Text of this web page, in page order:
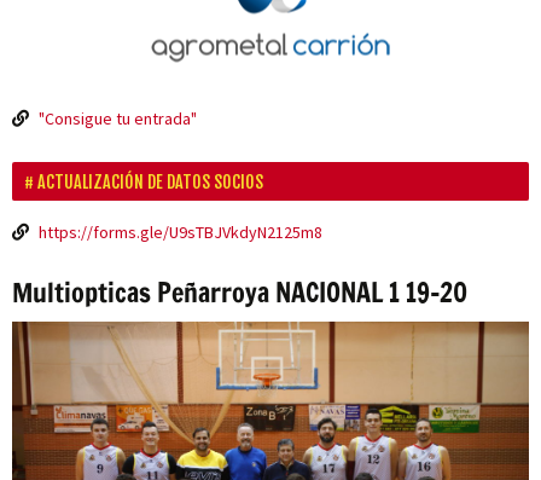
"Consigue tu entrada"
ACTUALIZACIÓN DE DATOS SOCIOS
https://forms.gle/U9sTBJVkdyN2125m8
Multiopticas Peñarroya NACIONAL 1 19-20